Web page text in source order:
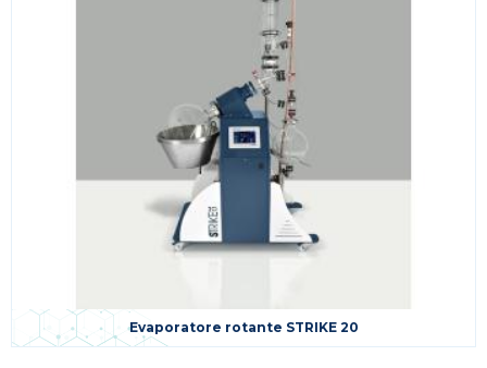
Evaporatore rotante STRIKE 20